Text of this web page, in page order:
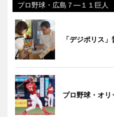
プロ野球・広島７―１１巨人
「デジポリス
プロ野球・オ